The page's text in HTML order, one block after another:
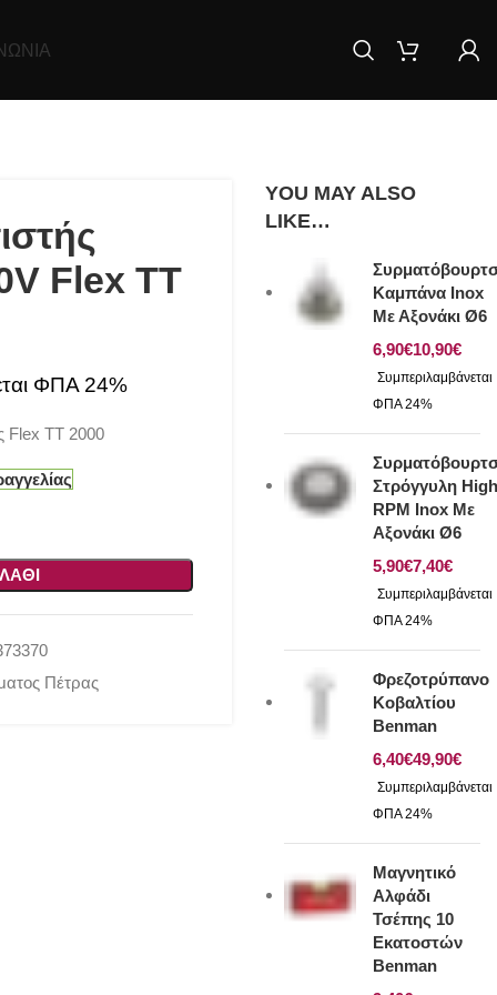
Flex TT
Flex TT 2000
Πέτρας
YOU MAY ALSO
LIKE…
Καμπάνα Inox
Με Αξονάκι Ø6
€
€
Στρόγγυλη High
RPM Inox Με
Αξονάκι Ø6
€
€
Φρεζοτρύπανο
Κοβαλτίου
Benman
€
€
Μαγνητικό
Αλφάδι
Τσέπης 10
Εκατοστών
Benman